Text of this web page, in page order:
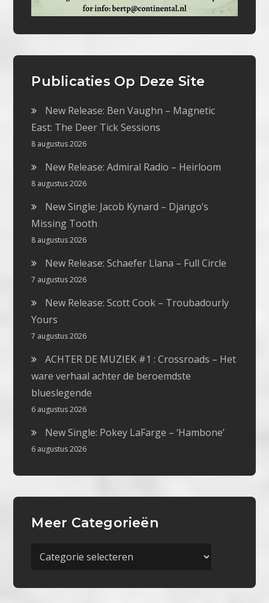
Publicaties Op Deze Site
New Release: Ben Vaughn – Magnetic
East: The Deer Tick Sessions
8 augustus 2026
New Release: Admiral Radio – Heirloom
8 augustus 2026
New Single: Jacob Kynard – Django’s
Missing Tooth
8 augustus 2026
New Release: Schaefer Llana – Full Circle
7 augustus 2026
New Release: Scott Cook – Troubadourly
Yours
7 augustus 2026
ACHTER DE MUZIEK #1 : Crossroads – Het
ware verhaal achter de beroemdste
blueslegende
6 augustus 2026
New Single: Pokey LaFarge – ‘Hambone’
6 augustus 2026
Meer Categorieën
Meer